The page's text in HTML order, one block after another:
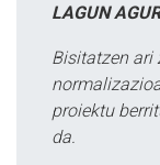
LAGUN
Bisitatzen ari
proiektu
da.